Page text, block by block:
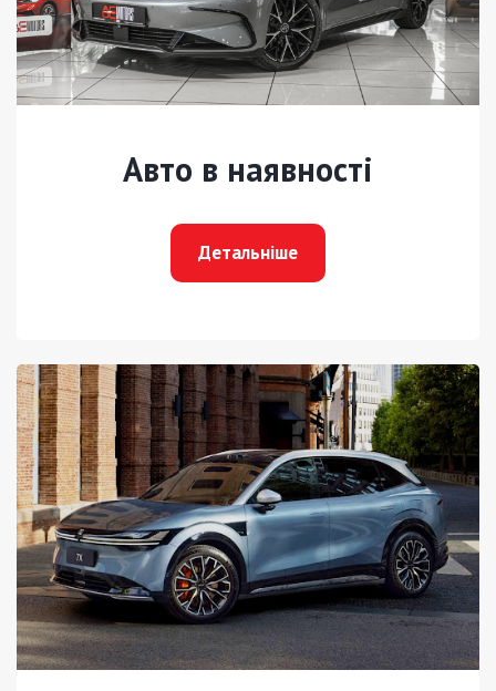
Авто в наявності
Детальніше